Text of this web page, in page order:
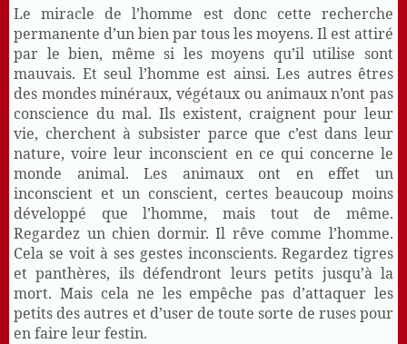
Le miracle de l’homme est donc cette recherche
permanente d’un bien par tous les moyens. Il est attiré
par le bien, même si les moyens qu’il utilise sont
mauvais. Et seul l’homme est ainsi. Les autres êtres
des mondes minéraux, végétaux ou animaux n’ont pas
conscience du mal. Ils existent, craignent pour leur
vie, cherchent à subsister parce que c’est dans leur
nature, voire leur inconscient en ce qui concerne le
monde animal. Les animaux ont en effet un
inconscient et un conscient, certes beaucoup moins
développé que l’homme, mais tout de même.
Regardez un chien dormir. Il rêve comme l’homme.
Cela se voit à ses gestes inconscients. Regardez tigres
et panthères, ils défendront leurs petits jusqu’à la
mort. Mais cela ne les empêche pas d’attaquer les
petits des autres et d’user de toute sorte de ruses pour
en faire leur festin.